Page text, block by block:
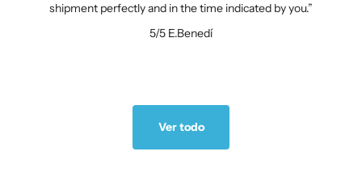
shipment perfectly and in the time indicated by you.
5/5 E.Benedí
Ver todo